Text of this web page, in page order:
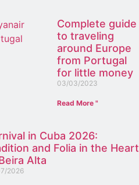
Complete guide
to traveling
around Europe
from Portugal
for little money
03/03/2023
Read More "
in Cuba 2026:
and Folia in the Heart
Alta
2026